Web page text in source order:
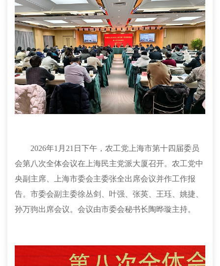
2026年1月21日下午，农工党上海市第十四届委员
会第八次全体会议在上海民主党派大厦召开。农工党中
央副主席、上海市委会主委张全出席会议并作工作报
告。市委会副主委徐丛剑、叶强、张英、王珏、姚捷、
孙万驹出席会议。会议由市委会秘书长陶晔璇主持。